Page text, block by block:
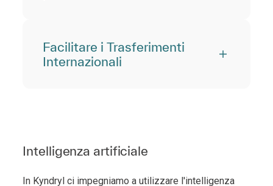
Facilitare i Trasferimenti
Internazionali
Intelligenza artificiale
In Kyndryl ci impegniamo a utilizzare l'intelligenza